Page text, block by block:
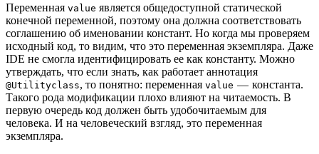
Переменная value является общедоступной статической
конечной переменной, поэтому она должна соответствовать
соглашению об именовании констант. Но когда мы проверяем
исходный код, то видим, что это переменная экземпляра. Даже
IDE не смогла идентифицировать ее как константу. Можно
утверждать, что если знать, как работает аннотация
@Utilityclass, то понятно: переменная value — константа.
Такого рода модификации плохо влияют на читаемость. В
первую очередь код должен быть удобочитаемым для
человека. И на человеческий взгляд, это переменная
экземпляра.